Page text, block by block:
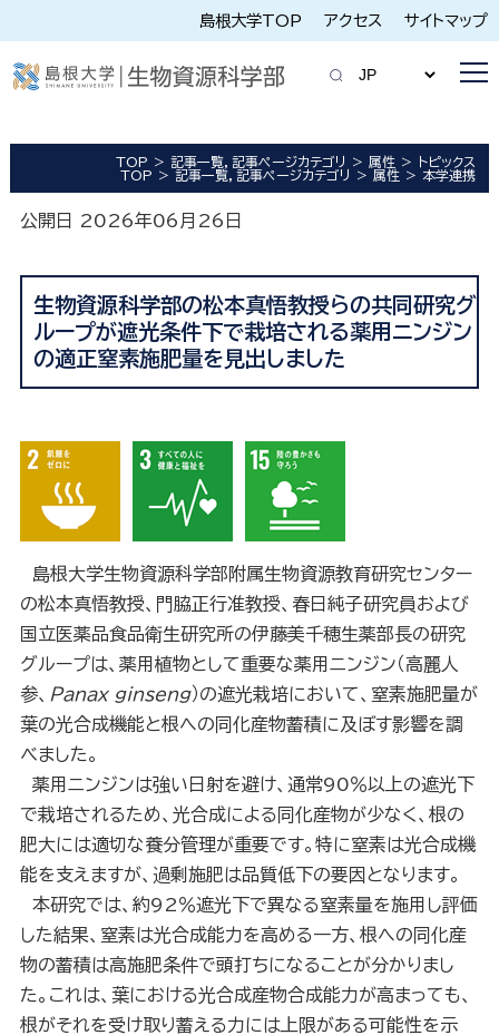
島根大学TOP アクセス サイトマップ
TOP 記事一覧，記事ページカテゴリ 属性
トピックス
TOP
記事一覧，記事ページカテゴリ 属性 本学連携
公開日 2026年06月26日
生物資源科学部の松本真悟教授らの共同研究グ
ループが遮光条件下で栽培される薬用ニンジン
の適正窒素施肥量を見出しました
島根大学生物資源科学部附属生物資源教育研究センター
の松本真悟教授、門脇正行准教授、春日純子研究員および
国立医薬品食品衛生研究所の伊藤美千穂生薬部長の研究
グループは、薬用植物として重要な薬用ニンジン（高麗人
参、 Panax ginseng）の遮光栽培において、窒素施肥量が
葉の光合成機能と根への同化産物蓄積に及ぼす影響を調
べました。
薬用ニンジンは強い日射を避け、通常90％以上の遮光下
で栽培されるため、光合成による同化産物が少なく、根の
肥大には適切な養分管理が重要です。特に窒素は光合成機
能を支えますが、過剰施肥は品質低下の要因となります。
本研究では、約92％遮光下で異なる窒素量を施用し評価
した結果、窒素は光合成能力を高める一方、根への同化産
物の蓄積は高施肥条件で頭打ちになることが分かりまし
た。これは、葉における光合成産物合成能力が高まっても、
根がそれを受け取り蓄える力には上限がある可能性を示